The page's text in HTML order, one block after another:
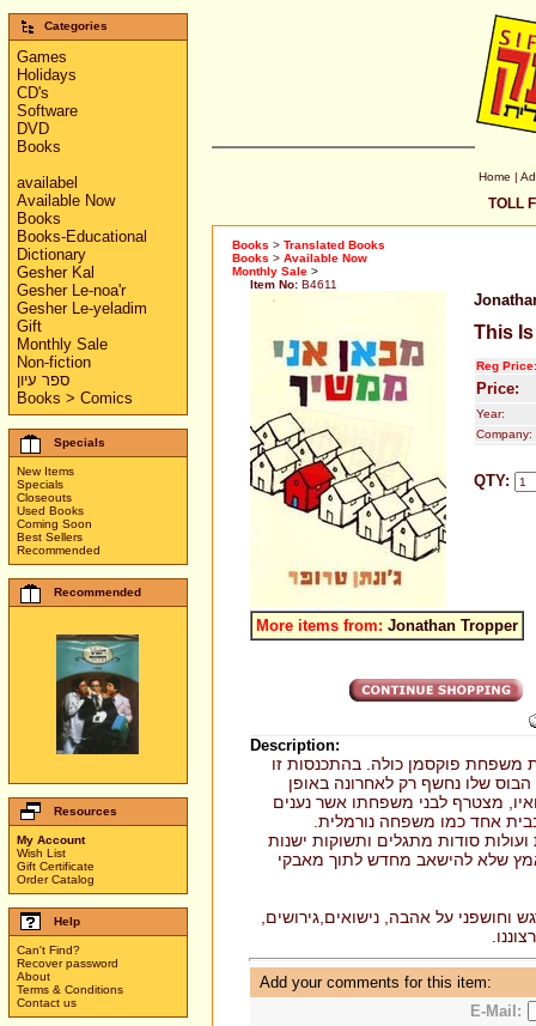
Categories
Games
Holidays
CD's
Software
DVD
Books
availabel
Available Now
Books
Books-Educational
Dictionary
Gesher Kal
Gesher Le-noa'r
Gesher Le-yeladim
Gift
Monthly Sale
Non-fiction
ספר עיון
Books > Comics
Specials
New Items
Specials
Closeouts
Used Books
Coming Soon
Best Sellers
Recommended
Recommended
Resources
My Account
Wish List
Gift Certificate
Order Catalog
Help
Can't Find?
Recover password
About
Terms & Conditions
Contact us
Home |
TOLL
Books > Translated Books
Books > Available Now
Monthly Sale >
Item No: B4611
This
Reg Price:
Price:
Year:
Company:
QTY:
More items from: Jonathan Tropper
Description:
משפחת פוקסמן כולה. בהתכנסות זו
שלו נחשף רק לאחרונה באופן
מצטרף לבני משפחתו אשר נענים
אחד כמו משפחה נורמלית.
סודות מתגלים ותשוקות ישנות
שלא להישאב מחדש לתוך מאבקי
על אהבה, נישואים,גירושים,
Add your comments for this item:
E-Mail: